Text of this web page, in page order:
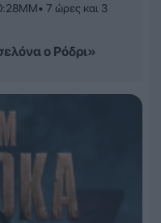
• 7 ώρες και 3
ο Ρόδρι»